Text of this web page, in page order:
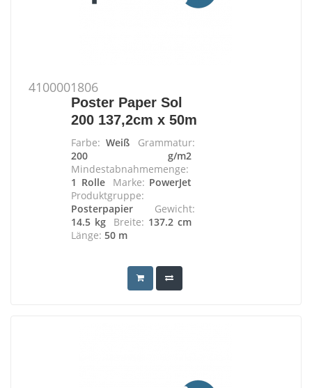
4100001806
Poster Paper Sol
200 137,2cm x 50m
Farbe: Weiß
Grammatur:
200 g/m2
Mindestabnahmemenge:
1 Rolle
Marke: PowerJet
Produktgruppe:
Posterpapier
Gewicht:
14.5 kg
Breite: 137.2 cm
Länge:50 m